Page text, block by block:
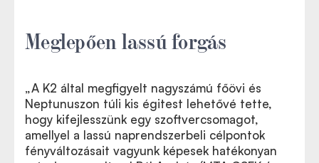
Meglepően lassú forgás
„A K2 által megfigyelt nagyszámú főövi és
Neptunuszon túli kis égitest lehetővé tette,
hogy kifejlesszünk egy szoftvercsomagot,
amellyel a lassú naprendszerbeli célpontok
fényváltozásait vagyunk képesek hatékonyan